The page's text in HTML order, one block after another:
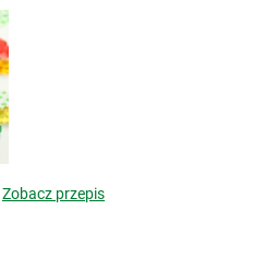
Zobacz przepis